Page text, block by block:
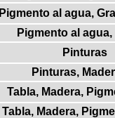
Pigmento al agua,
Pigmento al agua,
Pinturas
Pinturas,
Tabla, Madera,
Tabla, Madera,